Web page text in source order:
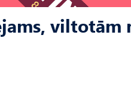
viltotām